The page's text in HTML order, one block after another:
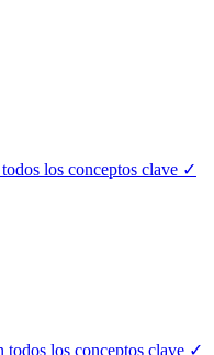
los conceptos clave ✓
todos los conceptos clave ✓